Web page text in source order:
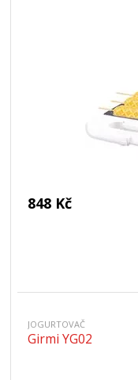
848 Kč
JOGURTOVAČ
Girmi YG02